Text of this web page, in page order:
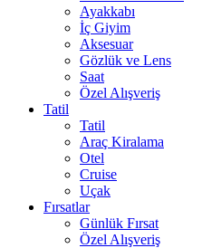
Ayakkabı
İç Giyim
Aksesuar
Gözlük ve Lens
Saat
Özel Alışveriş
Tatil
Tatil
Araç Kiralama
Otel
Cruise
Uçak
Fırsatlar
Günlük Fırsat
Özel Alışveriş